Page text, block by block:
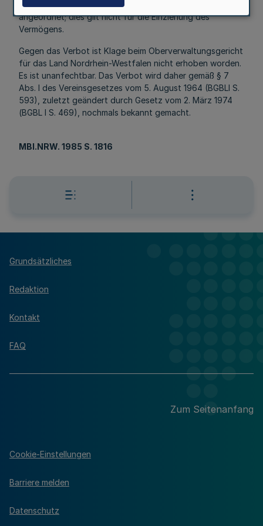
5. Die sofortige Vollziehung der Verfügung wird
angeordnet; dies gilt nicht für die Einziehung des
Vermögens.
Gegen das Verbot ist Klage beim Oberverwaltungsgericht
für das Land Nordrhein-Westfalen nicht erhoben worden.
Es ist unanfechtbar. Das Verbot wird daher gemäß § 7
Abs. l des Vereinsgesetzes vom 5. August 1964 (BGBLI S.
593), zuletzt geändert durch Gesetz vom 2. März 1974
(BGBL I S. 469), nochmals bekannt gemacht.
MBl.NRW. 1985 S. 1816
Grundsätzliches
Redaktion
Kontakt
FAQ
Zum Seitenanfang
Cookie-Einstellungen
Barriere melden
Datenschutz